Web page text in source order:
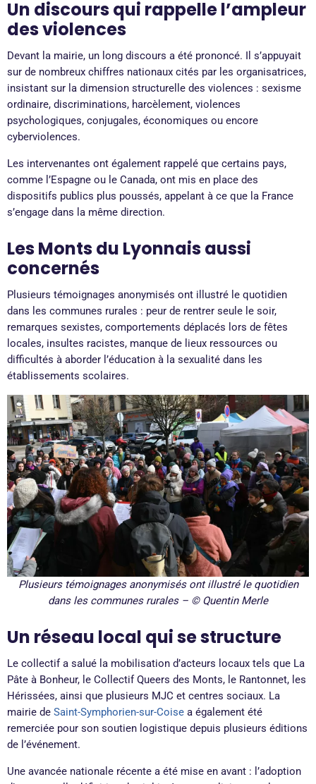
Un discours qui rappelle l’ampleur
des violences
Devant la mairie, un long discours a été prononcé. Il s’appuyait
sur de nombreux chiffres nationaux cités par les organisatrices,
insistant sur la dimension structurelle des violences : sexisme
ordinaire, discriminations, harcèlement, violences
psychologiques, conjugales, économiques ou encore
cyberviolences.
Les intervenantes ont également rappelé que certains pays,
comme l’Espagne ou le Canada, ont mis en place des
dispositifs publics plus poussés, appelant à ce que la France
s’engage dans la même direction.
Les Monts du Lyonnais aussi
concernés
Plusieurs témoignages anonymisés ont illustré le quotidien
dans les communes rurales : peur de rentrer seule le soir,
remarques sexistes, comportements déplacés lors de fêtes
locales, insultes racistes, manque de lieux ressources ou
difficultés à aborder l’éducation à la sexualité dans les
établissements scolaires.
Plusieurs témoignages anonymisés ont illustré le quotidien
dans les communes rurales – © Quentin Merle
Un réseau local qui se structure
Le collectif a salué la mobilisation d’acteurs locaux tels que La
Pâte à Bonheur, le Collectif Queers des Monts, le Rantonnet, les
Hérissées, ainsi que plusieurs MJC et centres sociaux. La
mairie de Saint-Symphorien-sur-Coise a également été
remerciée pour son soutien logistique depuis plusieurs éditions
de l’événement.
Une avancée nationale récente a été mise en avant : l’adoption